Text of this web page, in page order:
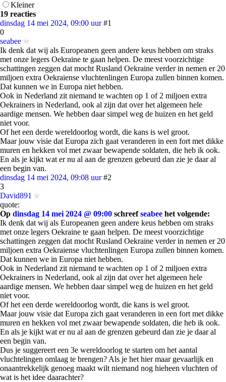
Kleiner
19 reacties
dinsdag 14 mei 2024, 09:00 uur #1
0
seabee
Ik denk dat wij als Europeanen geen andere keus hebben om straks
met onze legers Oekraine te gaan helpen. De meest voorzichtige
schattingen zeggen dat mocht Rusland Oekraine verder in nemen er 20
miljoen extra Oekraiense vluchtenlingen Europa zullen binnen komen.
Dat kunnen we in Europa niet hebben.
Ook in Nederland zit niemand te wachten op 1 of 2 miljoen extra
Oekrainers in Nederland, ook al zijn dat over het algemeen hele
aardige mensen. We hebben daar simpel weg de huizen en het geld
niet voor.
Of het een derde wereldoorlog wordt, die kans is wel groot.
Maar jouw visie dat Europa zich gaat veranderen in een fort met dikke
muren en hekken vol met zwaar bewapende soldaten, die heb ik ook.
En als je kijkt wat er nu al aan de grenzen gebeurd dan zie je daar al
een begin van.
dinsdag 14 mei 2024, 09:08 uur #2
3
David891
quote:
Op dinsdag 14 mei 2024 @ 09:00 schreefseabee het volgende:
Ik denk dat wij als Europeanen geen andere keus hebben om straks
met onze legers Oekraine te gaan helpen. De meest voorzichtige
schattingen zeggen dat mocht Rusland Oekraine verder in nemen er 20
miljoen extra Oekraiense vluchtenlingen Europa zullen binnen komen.
Dat kunnen we in Europa niet hebben.
Ook in Nederland zit niemand te wachten op 1 of 2 miljoen extra
Oekrainers in Nederland, ook al zijn dat over het algemeen hele
aardige mensen. We hebben daar simpel weg de huizen en het geld
niet voor.
Of het een derde wereldoorlog wordt, die kans is wel groot.
Maar jouw visie dat Europa zich gaat veranderen in een fort met dikke
muren en hekken vol met zwaar bewapende soldaten, die heb ik ook.
En als je kijkt wat er nu al aan de grenzen gebeurd dan zie je daar al
een begin van.
Dus je suggereert een 3e wereldoorlog te starten om het aantal
vluchtelingen omlaag te brengen? Als je het hier maar gevaarlijk en
onaantrekkelijk genoeg maakt wilt niemand nog hieheen vluchten of
wat is het idee daarachter?